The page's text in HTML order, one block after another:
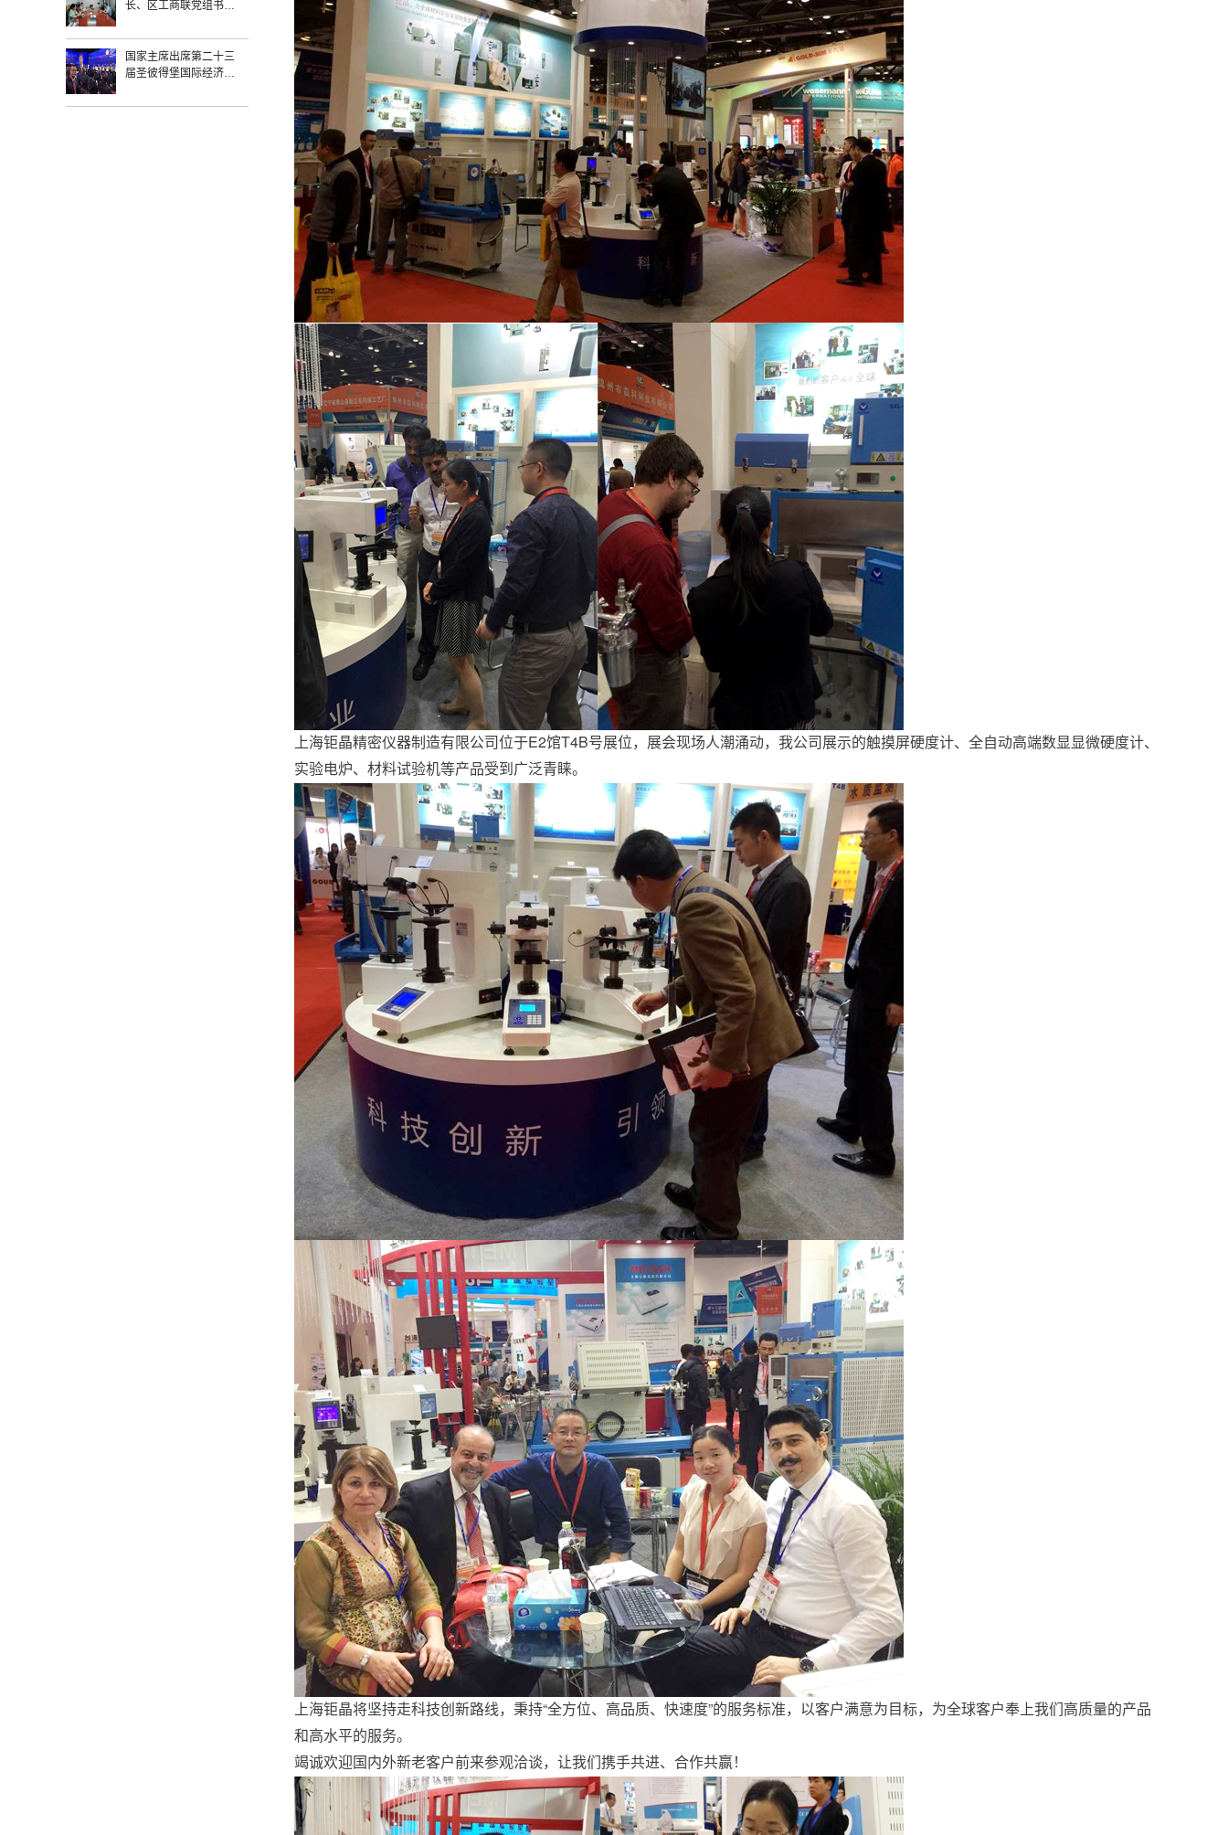
长、区工商联党组书记
调研
国家主席出席第二十三
届圣彼得堡国际经济论
晶总经理张上荣作为中
上海钜晶精密仪器制造有限公司位于E2馆T4B号展位，展会现场人潮涌动，我公司展示的触摸屏硬度计、全自动高端数显显微硬度计、
实验电炉、材料试验机等产品受到广泛青睐。
上海钜晶将坚持走科技创新路线，秉持“全方位、高品质、快速度”的服务标准，以客户满意为目标，为全球客户奉上我们高质量的产品
和高水平的服务。
竭诚欢迎国内外新老客户前来参观洽谈，让我们携手共进、合作共赢！